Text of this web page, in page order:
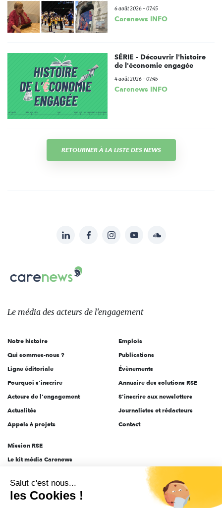
6 août 2026 - 07:45
Carenews INFO
SÉRIE - Découvrir l'histoire
de l'économie engagée
4 août 2026 - 07:45
Carenews INFO
RETOURNER À LA LISTE DES NEWS
sur:
LinkedInFacebookInstagramYouTubeSoundcloud
Carenews,
Le
des
l'engagement
Le média des acteurs de l'engagement
Notre histoire
Qui sommes-nous ?
Ligne éditoriale
Pourquoi s'inscrire
Acteurs de l'engagement
Actualités
Appels à projets
Emplois
Publications
Évènements
Annuaire des solutions RSE
S'inscrire aux newsletters
Journalistes et rédacteurs
Contact
Mission RSE
Le kit média Carenews
AEF info
Novethic
Salut c'est nous...
les Cookies !